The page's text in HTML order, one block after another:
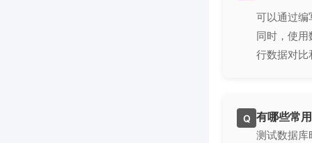
可以通过编
同时，使
行数据对比
Q 有哪些常
测试数据库